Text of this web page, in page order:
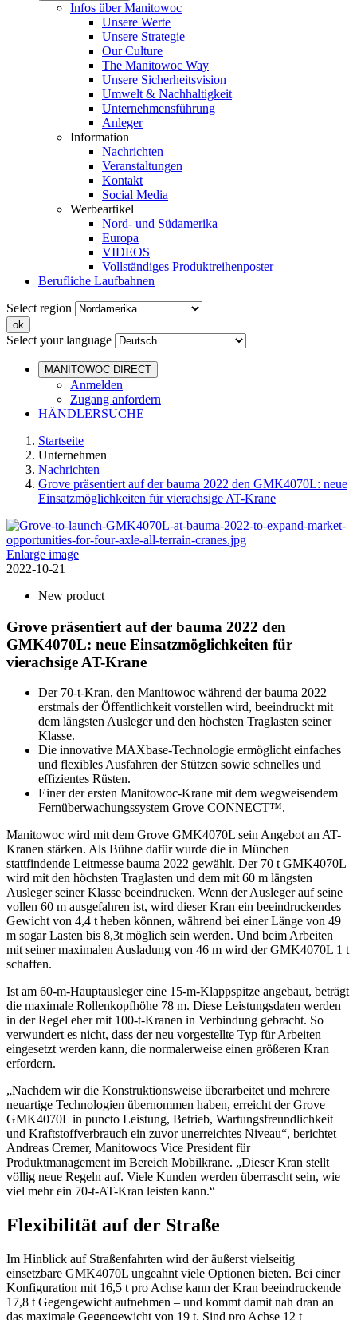
Infos über Manitowoc
Unsere Werte
Unsere Strategie
Our Culture
The Manitowoc Way
Unsere Sicherheitsvision
Umwelt & Nachhaltigkeit
Unternehmensführung
Anleger
Information
Nachrichten
Veranstaltungen
Kontakt
Social Media
Werbeartikel
Nord- und Südamerika
Europa
VIDEOS
Vollständiges Produktreihenposter
Berufliche Laufbahnen
Select region
Select your language
MANITOWOC DIRECT
Anmelden
Zugang anfordern
HÄNDLERSUCHE
Startseite
Unternehmen
Nachrichten
Grove präsentiert auf der bauma 2022 den GMK4070L: neue
Einsatzmöglichkeiten für vierachsige AT-Krane
Enlarge image
2022-10-21
New product
Grove präsentiert auf der bauma 2022 den
GMK4070L: neue Einsatzmöglichkeiten für
vierachsige AT-Krane
Der 70-t-Kran, den Manitowoc während der bauma 2022
erstmals der Öffentlichkeit vorstellen wird, beeindruckt mit
dem längsten Ausleger und den höchsten Traglasten seiner
Klasse.
Die innovative MAXbase-Technologie ermöglicht einfaches
und flexibles Ausfahren der Stützen sowie schnelles und
effizientes Rüsten.
Einer der ersten Manitowoc-Krane mit dem wegweisendem
Fernüberwachungssystem Grove CONNECT™.
Manitowoc wird mit dem Grove GMK4070L sein Angebot an AT-
Kranen stärken. Als Bühne dafür wurde die in München
stattfindende Leitmesse bauma 2022 gewählt. Der 70 t GMK4070L
wird mit den höchsten Traglasten und dem mit 60 m längsten
Ausleger seiner Klasse beeindrucken. Wenn der Ausleger auf seine
vollen 60 m ausgefahren ist, wird dieser Kran ein beeindruckendes
Gewicht von 4,4 t heben können, während bei einer Länge von 49
m sogar Lasten bis 8,3t möglich sein werden. Und beim Arbeiten
mit seiner maximalen Ausladung von 46 m wird der GMK4070L 1 t
schaffen.
Ist am 60-m-Hauptausleger eine 15-m-Klappspitze angebaut, beträgt
die maximale Rollenkopfhöhe 78 m. Diese Leistungsdaten werden
in der Regel eher mit 100-t-Kranen in Verbindung gebracht. So
verwundert es nicht, dass der neu vorgestellte Typ für Arbeiten
eingesetzt werden kann, die normalerweise einen größeren Kran
erfordern.
„Nachdem wir die Konstruktionsweise überarbeitet und mehrere
neuartige Technologien übernommen haben, erreicht der Grove
GMK4070L in puncto Leistung, Betrieb, Wartungsfreundlichkeit
und Kraftstoffverbrauch ein zuvor unerreichtes Niveau“, berichtet
Andreas Cremer, Manitowocs Vice President für
Produktmanagement im Bereich Mobilkrane. „Dieser Kran stellt
völlig neue Regeln auf. Viele Kunden werden überrascht sein, wie
viel mehr ein 70-t-AT-Kran leisten kann.“
Flexibilität auf der Straße
Im Hinblick auf Straßenfahrten wird der äußerst vielseitig
einsetzbare GMK4070L ungeahnt viele Optionen bieten. Bei einer
Konfiguration mit 16,5 t pro Achse kann der Kran beeindruckende
17,8 t Gegengewicht aufnehmen – und kommt damit nah dran an
das maximale Gegengewicht von 19 t. Sind pro Achse 12 t